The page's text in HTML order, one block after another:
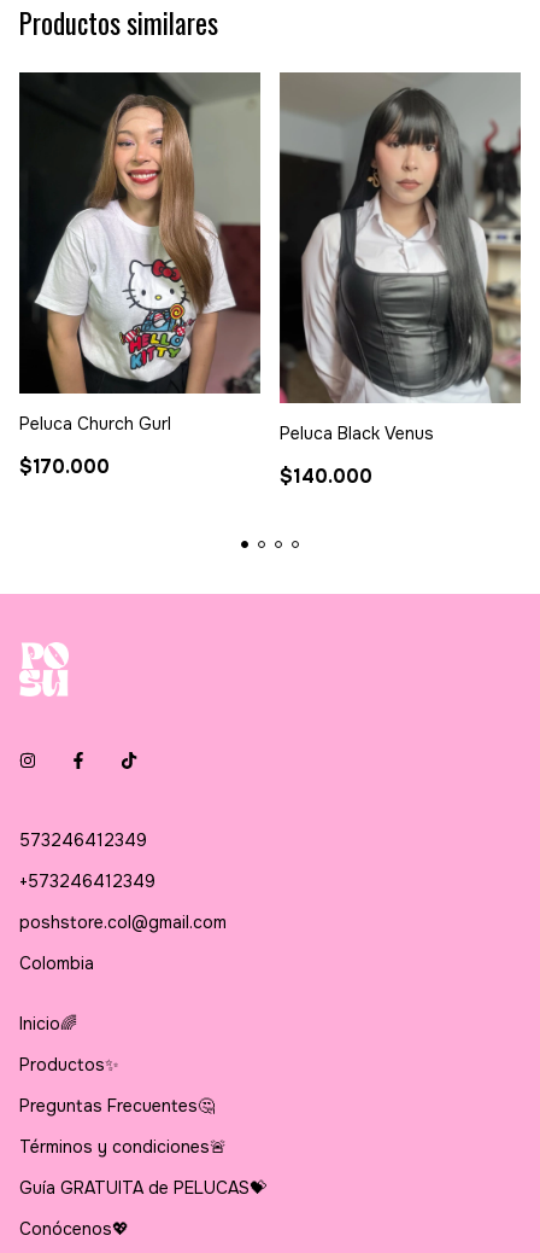
Productos similares
Peluca Church Gurl
$170.000
Peluca Black Venus
$140.000
573246412349
+573246412349
poshstore.col@gmail.com
Colombia
Inicio🌈
Productos✨
Preguntas Frecuentes🤔
Términos y condiciones🚨
Guía GRATUITA de PELUCAS💝
Conócenos💖